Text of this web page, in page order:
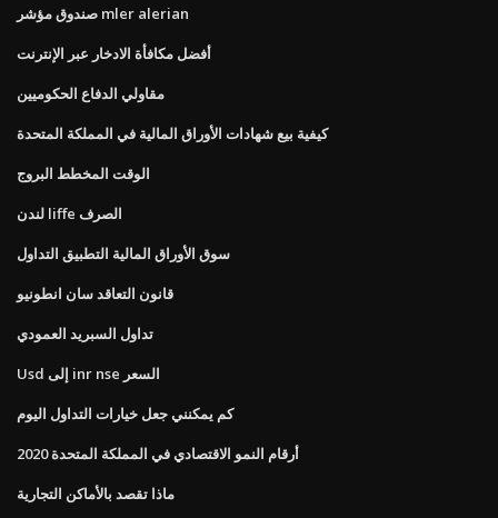
صندوق مؤشر mler alerian
أفضل مكافأة الادخار عبر الإنترنت
مقاولي الدفاع الحكوميين
كيفية بيع شهادات الأوراق المالية في المملكة المتحدة
الوقت المخطط البروج
لندن liffe الصرف
سوق الأوراق المالية التطبيق التداول
قانون التعاقد سان انطونيو
تداول السبريد العمودي
Usd إلى inr nse السعر
كم يمكنني جعل خيارات التداول اليوم
أرقام النمو الاقتصادي في المملكة المتحدة 2020
ماذا تقصد بالأماكن التجارية